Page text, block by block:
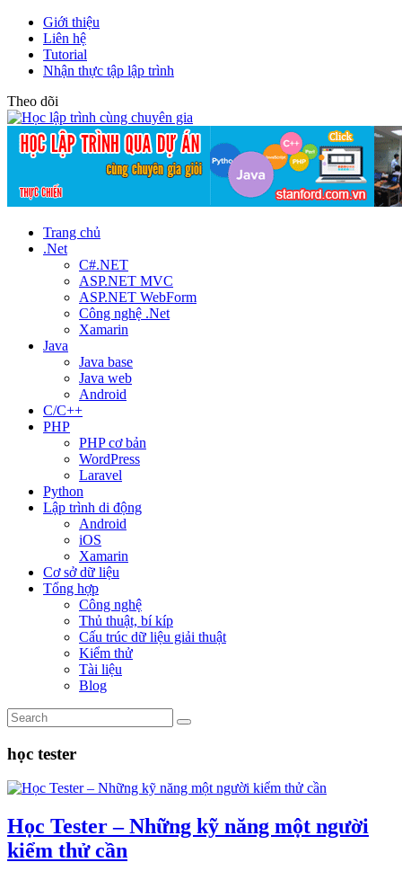
Giới thiệu
Liên hệ
Tutorial
Nhận thực tập lập trình
Theo dõi
Trang chủ
.Net
C#.NET
ASP.NET MVC
ASP.NET WebForm
Công nghệ .Net
Xamarin
Java
Java base
Java web
Android
C/C++
PHP
PHP cơ bản
WordPress
Laravel
Python
Lập trình di động
Android
iOS
Xamarin
Cơ sở dữ liệu
Tổng hợp
Công nghệ
Thủ thuật, bí kíp
Cấu trúc dữ liệu giải thuật
Kiểm thử
Tài liệu
Blog
học tester
Học Tester – Những kỹ năng một người
kiểm thử cần